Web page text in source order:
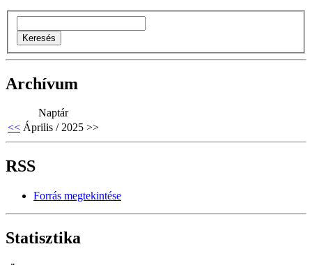
Archívum
Naptár
<< Április / 2025 >>
RSS
Forrás megtekintése
Statisztika